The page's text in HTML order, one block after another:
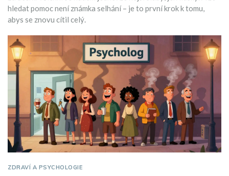
hledat pomoc není známka selhání – je to první krok k tomu,
abys se znovu cítil celý.
ZDRAVÍ A PSYCHOLOGIE